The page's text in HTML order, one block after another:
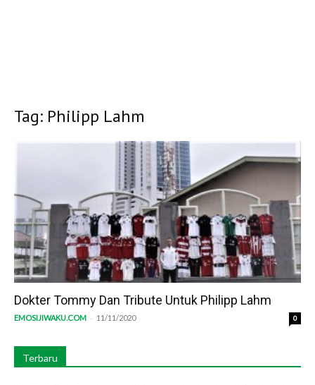
Tag: Philipp Lahm
Dokter Tommy Dan Tribute Untuk Philipp Lahm
EMOSIJIWAKU.COM - 11/11/2020 0
Terbaru